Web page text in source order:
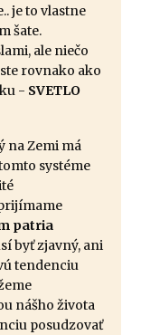
je to vlastne
šate.
ale niečo
rovnako ako
- SVETLO
na Zemi má
systéme
patria
byť zjavný, ani
tendenciu
nášho života
posudzovať